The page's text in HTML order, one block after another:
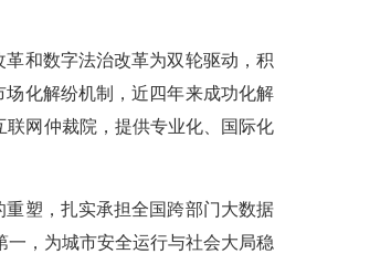
和数字法治改革为双轮驱动，积
场化解纷机制，近四年来成功化解
网仲裁院，提供专业化、国际化
重塑，扎实承担全国跨部门大数据
，为城市安全运行与社会大局稳